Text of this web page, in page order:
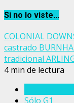
Si no lo viste...
COLONIAL
castrado
tradicional
4 min de lectura
Sólo G1